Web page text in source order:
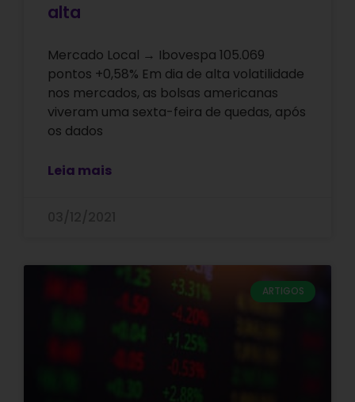
alta
Mercado Local → Ibovespa 105.069
pontos +0,58% Em dia de alta volatilidade
nos mercados, as bolsas americanas
viveram uma sexta-feira de quedas, após
os dados
Leia mais
ARTIGOS